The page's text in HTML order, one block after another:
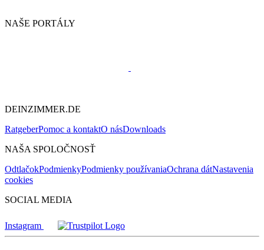
NAŠE PORTÁLY
DEINZIMMER.DE
RatgeberPomoc a kontaktO násDownloads
NAŠA SPOLOČNOSŤ
OdtlačokPodmienkyPodmienky používaniaOchrana dátNastavenia
cookies
SOCIAL MEDIA
Instagram